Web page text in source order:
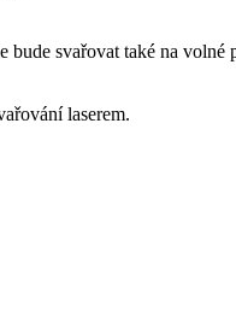
bude svařovat také na volné
laserem.